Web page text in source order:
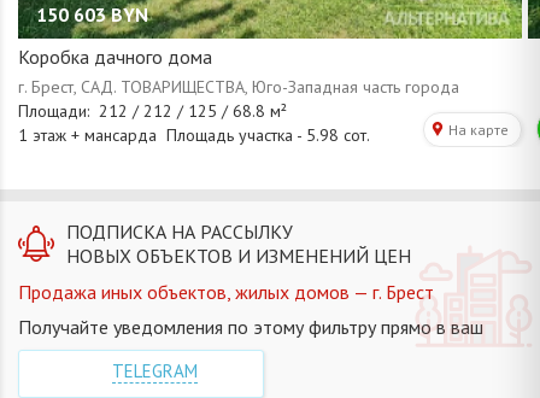
150 603 BYN
Коробка дачного дома
ПОДПИСКА НА РАССЫЛКУ
НОВЫХ ОБЪЕКТОВ И ИЗМЕНЕНИЙ ЦЕН
Продажа иных объектов, жилых домов — г. Брест
Получайте уведомления по этому фильтру прямо в ваш
TELEGRAM